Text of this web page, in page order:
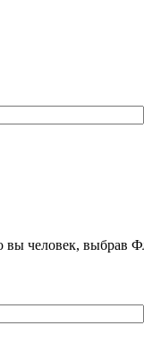
вы человек, выбрав